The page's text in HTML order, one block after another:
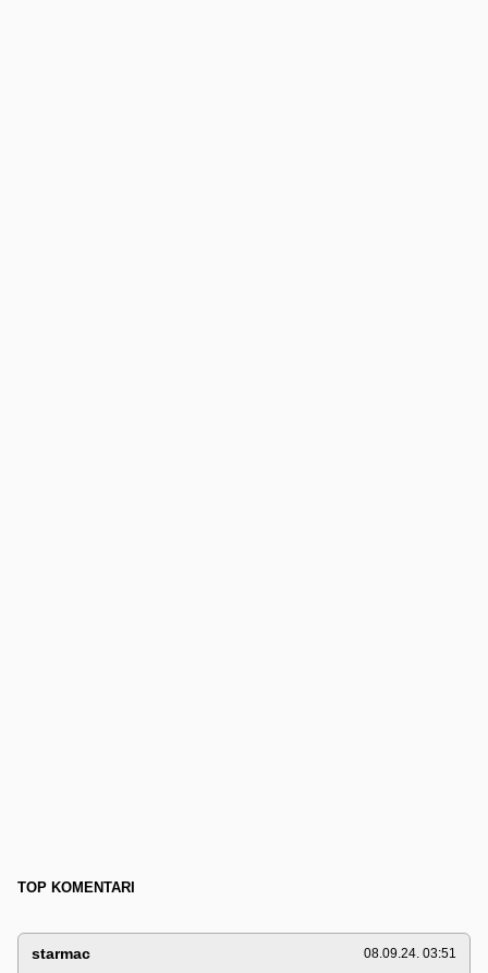
TOP KOMENTARI
starmac 08.09.24. 03:51